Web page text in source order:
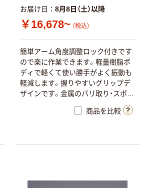
お届け日 8月8日（土）以降
￥16,678~ （税込）
簡単アーム角度調整ロック付きです
ので楽に作業できます。軽量樹脂ボ
ディで軽くて使い勝手がよく振動も
軽減します。握りやすいグリップデ
ザインです。金属のバリ取り・スポッ
に。20×520mmベルトペーパー
商品を比較